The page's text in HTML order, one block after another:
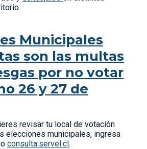
Municipales
son las multas
por no votar
26 y 27 de
revisar tu local de votación
elecciones municipales, ingresa
consulta.servel.cl.